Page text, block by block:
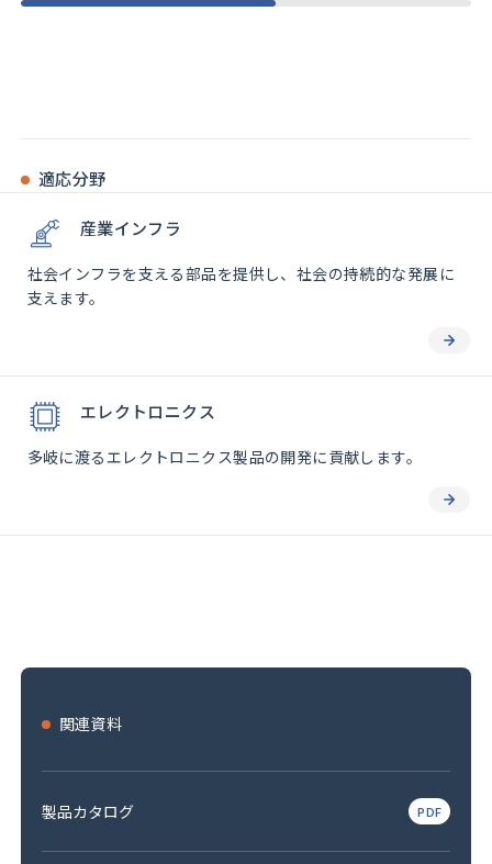
適応分野
産業インフラ
社会インフラを支える部品を提供し、社会の持続的な発展に
支えます。
エレクトロニクス
多岐に渡るエレクトロニクス製品の開発に貢献します。
関連資料
製品カタログ